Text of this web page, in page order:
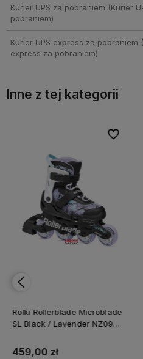
Kurier UPS za pobraniem (Kurier
pobraniem)
Kurier UPS express za pobraniem
express za pobraniem)
Inne z tej kategorii
Rolki Rollerblade Microblade
SL Black / Lavender NZ09
kółkowe
459,00 zł
Do
Do